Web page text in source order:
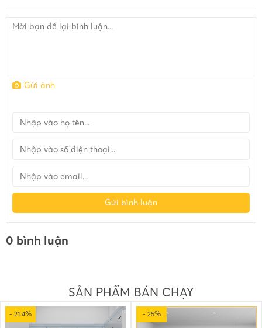
Gửi ảnh
Gửi bình luận
0 bình luận
SẢN PHẨM BÁN CHẠY
- 21.4% - 25%